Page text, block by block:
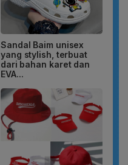
Sandal Baim unisex
yang stylish, terbuat
dari bahan karet dan
EVA...